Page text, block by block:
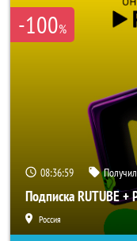
-100%
08:36:57
Подписка RUTUBE
Россия